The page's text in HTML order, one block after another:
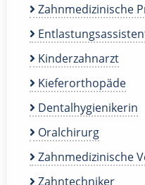
Zahnmedizinische
Kinderzahnarzt
Kieferorthopäde
Dentalhygienikerin
Oralchirurg
Zahnmedizinische
Zahntechniker